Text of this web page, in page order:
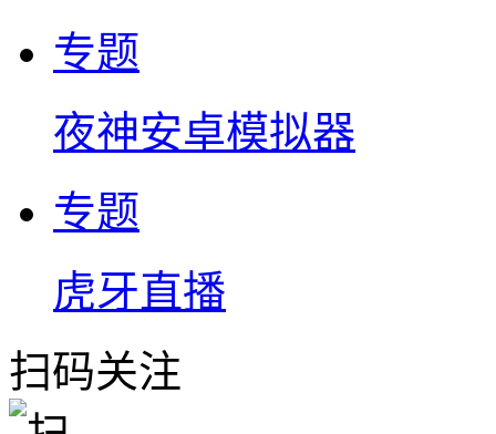
专题
夜神安卓模拟器
专题
虎牙直播
扫码关注